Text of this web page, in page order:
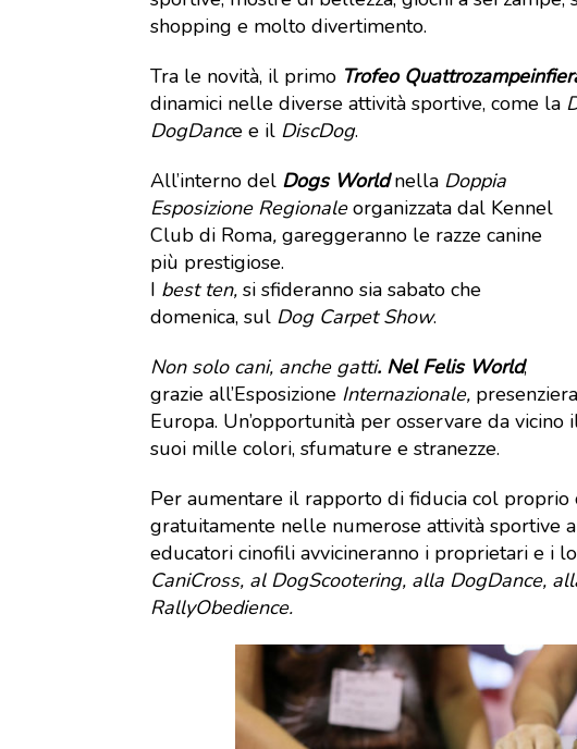
shopping e molto divertimento.
Tra le novità, il primo Trofeo
dinamici nelle diverse attività sportive, come la
DogDance e il DiscDog.
All’interno del Dogs Worldnella Doppia
Esposizione Regionaleorganizzata dal Kennel
Club di Roma, gareggeranno le razze canine
più prestigiose.
I best ten, si sfideranno sia sabato che
domenica, sul Dog Carpet Show.
Non solo cani, anche gatti. Nel Felis World,
grazie all’Esposizione Internazionale,
Europa. Un’opportunità per osservare da
suoi mille colori, sfumature e stranezze.
Per aumentare il rapporto di fiducia col proprio
gratuitamente nelle numerose attività sportive
educatori cinofili avvicineranno i proprietari e i
CaniCross, al DogScootering, alla DogDance,
RallyObedience.